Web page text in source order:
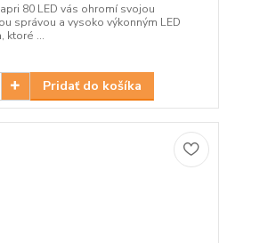
80 LED vás ohromí svojou
správou a vysoko výkonným LED
ktoré ...
Pridať do košíka